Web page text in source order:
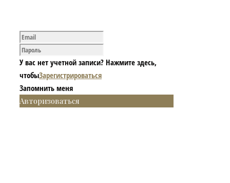
У вас нет учетной записи? Нажмите здесь,
чтобыЗарегистрироваться
Запомнить меня
Авторизоваться